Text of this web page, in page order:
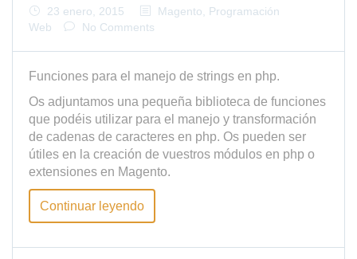
23 enero, 2015 Magento
Programación
Web
No Comments
Funciones para el manejo de strings en php.
Os adjuntamos una pequeña biblioteca de funciones
que podéis utilizar para el manejo y transformación
de cadenas de caracteres en php. Os pueden ser
útiles en la creación de vuestros módulos en php o
extensiones en Magento.
Continuar leyendo